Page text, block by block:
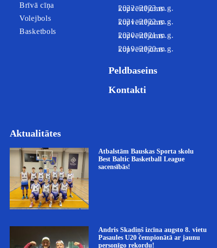
Brīvā cīņa
Volejbols
Basketbols
2022./2023.m.g. kopvērtējums
2021./2022.m.g. kopvērtējums
2020./2021.m.g. kopvērtējums
2019./2020.m.g. kopvērtējums
Peldbaseins
Kontakti
Aktualitātes
Atbalstām Bauskas Sporta skolu
Best Baltic Basketball League
sacensībās!
Andris Skadiņš izcīna augsto 8. vietu
Pasaules U20 čempionātā ar jaunu
personīgo rekordu!